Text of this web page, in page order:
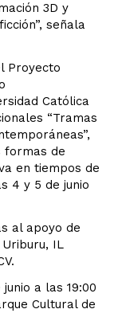
3D y
señala
Proyecto
Católica
“Tramas
formas de
en tiempos de
4 y 5 de junio
al apoyo de
IL
a las 19:00
Cultural de